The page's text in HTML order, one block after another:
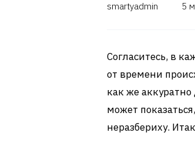
smartyadmin 5
Согласитесь, в
от времени
как же
может
неразбериху.